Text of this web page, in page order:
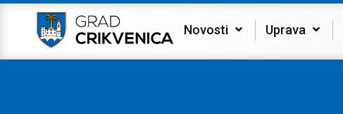
Novosti Uprava